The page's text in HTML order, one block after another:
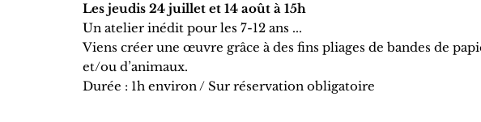
Les jeudis 24 juillet et 14 août à 15h
Un atelier inédit pour les 7-12 ans ...
Viens créer une œuvre grâce à des fins pliages de bandes de
et/ou d’animaux.
Durée : 1h environ / Sur réservation obligatoire